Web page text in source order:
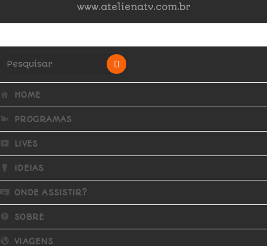
www.atelienatv.com.br
HOME
PROGRAMAS
LIVES
IDEIAS
ONDE ASSISTIR?
SOBRE
VIAGENS